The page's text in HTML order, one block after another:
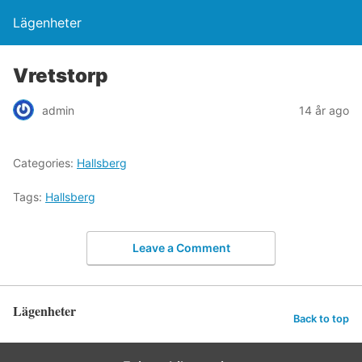
Lägenheter
Vretstorp
admin 14 år ago
Categories: Hallsberg
Tags: Hallsberg
Leave a Comment
Lägenheter Back to top